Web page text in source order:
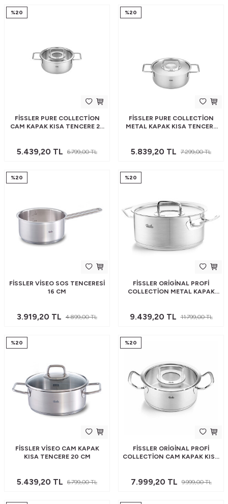
%20
FISSLER PURE COLLECTION
CAM KAPAK KISA TENCERE 20
5.439,20 TL 6.799,00TL
%20
FISSLER PURE COLLECTION
METAL KAPAK KISA TENCERE
5.839,20 TL 7.299,00TL
%20
FISSLER VISEO SOS TENCERESI
16 CM
3.919,20 TL 4.899,00TL
%20
FISSLER ORIGINAL PROFI
COLLECTION METAL KAPAK
9.439,20TL 11.799,00TL
%20
FISSLER VISEO CAM KAPAK
KISA TENCERE 20 CM
5.439,20 TL 6.799,00TL
%20
FISSLER ORIGINAL PROFI
COLLECTION CAM KAPAK KISA
7.999,20TL 9.999,00TL